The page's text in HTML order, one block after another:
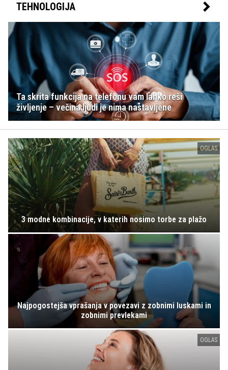
TEHNOLOGIJA
Ta skrita funkcija na telefonu vam lahko reši
življenje – večina ljudi je nima nastavljene
OGLAS
3 modne kombinacije, v katerih nosimo torbe za plažo
Najpogostejša vprašanja v povezavi z zobnimi luskami in
zobnimi prevlekami
OGLAS